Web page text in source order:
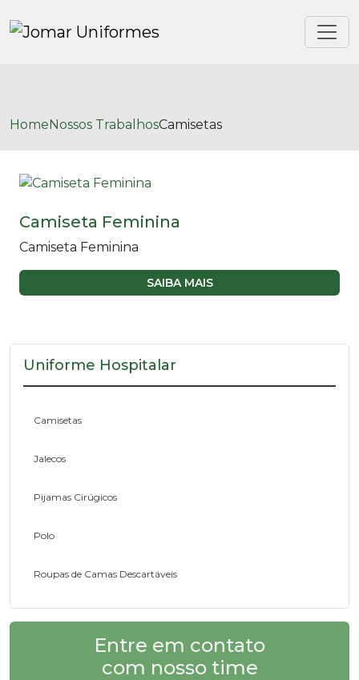
HomeNossos TrabalhosCamisetas
Camiseta Feminina
Camiseta Feminina
SAIBA MAIS
Uniforme Hospitalar
Camisetas
Jalecos
Pijamas Cirúgicos
Polo
Roupas de Camas Descartáveis
Entre em contato
com nosso time